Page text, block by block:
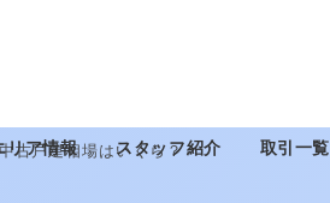
リア情報 スタッフ紹介 取引一覧
古戸建相場はいくら？